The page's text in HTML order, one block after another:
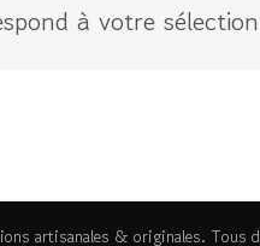
à votre
artisanales & originales. Tous